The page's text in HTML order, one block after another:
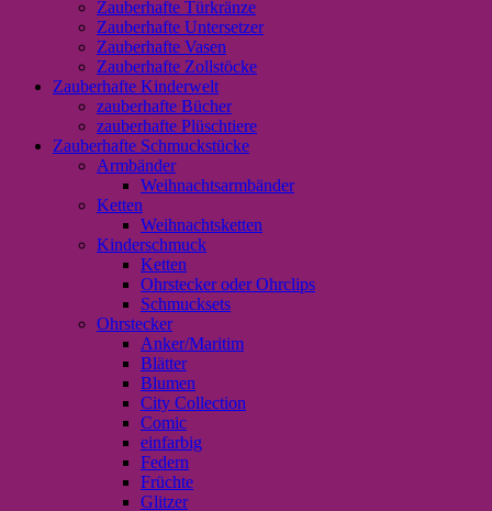
Zauberhafte Türkränze
Zauberhafte Untersetzer
Zauberhafte Vasen
Zauberhafte Zollstöcke
Zauberhafte Kinderwelt
zauberhafte Bücher
zauberhafte Plüschtiere
Zauberhafte Schmuckstücke
Armbänder
Weihnachtsarmbänder
Ketten
Weihnachtsketten
Kinderschmuck
Ketten
Ohrstecker oder Ohrclips
Schmucksets
Ohrstecker
Anker/Maritim
Blätter
Blumen
City Collection
Comic
einfarbig
Federn
Früchte
Glitzer